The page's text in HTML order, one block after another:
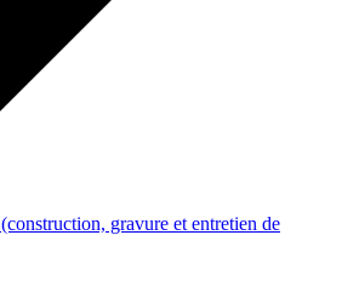
(construction, gravure et entretien de